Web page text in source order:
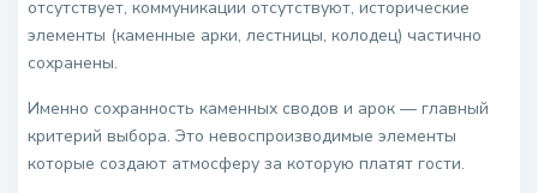
отсутствует, коммуникации отсутствуют, исторические
элементы (каменные арки, лестницы, колодец) частично
сохранены.
Именно сохранность каменных сводов и арок — главный
критерий выбора. Это невоспроизводимые элементы
которые создают атмосферу за которую платят гости.